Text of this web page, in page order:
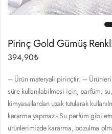
Pirinç Gold Gümüş
394,90₺
– Ürün materyali pirinçtir. –
süre kullanılabilmesi için, parfüm,
kimyasallardan uzak tutularak
kararma yapmaz.- Su parfüm gibi
ürünlerimizde kararma, bozulma